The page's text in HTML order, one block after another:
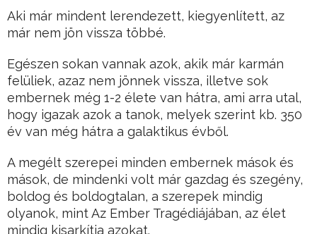
Aki már mindent lerendezett, kiegyenlített, az
már nem jön vissza többé.
Egészen sokan vannak azok, akik már karmán
felüliek, azaz nem jönnek vissza, illetve sok
embernek még 1-2 élete van hátra, ami arra utal,
hogy igazak azok a tanok, melyek szerint kb. 350
év van még hátra a galaktikus évből.
A megélt szerepei minden embernek mások és
mások, de mindenki volt már gazdag és szegény,
boldog és boldogtalan, a szerepek mindig
olyanok, mint Az Ember Tragédiájában, az élet
mindig kisarkítja azokat.